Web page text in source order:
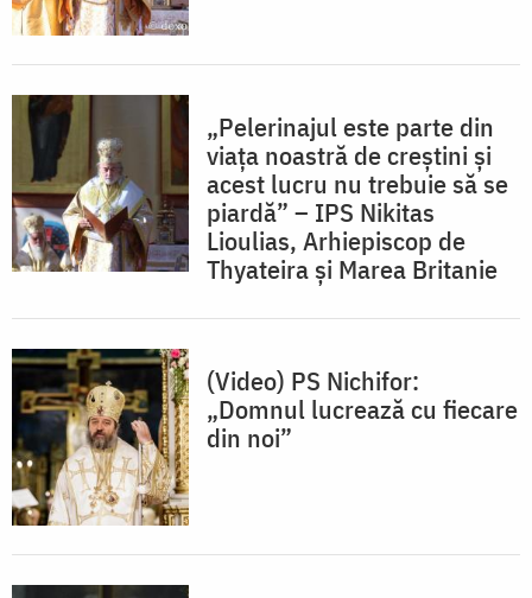
„Pelerinajul este parte din
viața noastră de creștini și
acest lucru nu trebuie să se
piardă” – IPS Nikitas
Lioulias, Arhiepiscop de
Thyateira și Marea Britanie
(Video) PS Nichifor:
„Domnul lucrează cu fiecare
din noi”